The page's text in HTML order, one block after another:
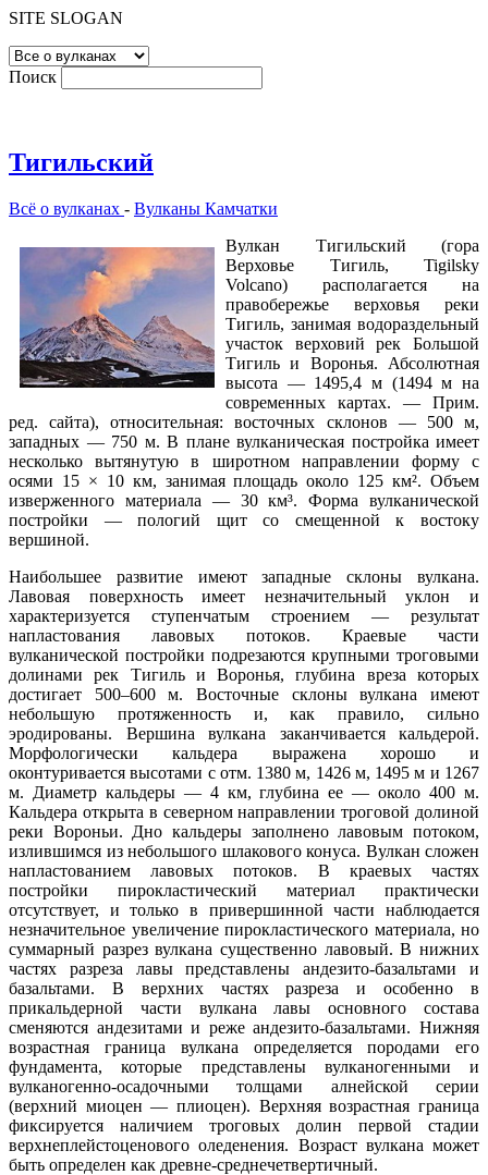
SITE SLOGAN
Поиск
Тигильский
Всё о вулканах - Вулканы Камчатки
Вулкан Тигильский (гора
Верховье Тигиль, Tigilsky
Volcano) располагается на
правобережье верховья реки
Тигиль, занимая водораздельный
участок верховий рек Большой
Тигиль и Воронья. Абсолютная
высота — 1495,4 м (1494 м на
современных картах. — Прим.
ред. сайта), относительная: восточных склонов — 500 м,
западных — 750 м. В плане вулканическая постройка имеет
несколько вытянутую в широтном направлении форму с
осями 15 × 10 км, занимая площадь около 125 км². Объем
изверженного материала — 30 км³. Форма вулканической
постройки — пологий щит со смещенной к востоку
вершиной.
Наибольшее развитие имеют западные склоны вулкана.
Лавовая поверхность имеет незначительный уклон и
характеризуется ступенчатым строением — результат
напластования лавовых потоков. Краевые части
вулканической постройки подрезаются крупными троговыми
долинами рек Тигиль и Воронья, глубина вреза которых
достигает 500–600 м. Восточные склоны вулкана имеют
небольшую протяженность и, как правило, сильно
эродированы. Вершина вулкана заканчивается кальдерой.
Морфологически кальдера выражена хорошо и
оконтуривается высотами с отм. 1380 м, 1426 м, 1495 м и 1267
м. Диаметр кальдеры — 4 км, глубина ее — около 400 м.
Кальдера открыта в северном направлении троговой долиной
реки Вороньи. Дно кальдеры заполнено лавовым потоком,
излившимся из небольшого шлакового конуса. Вулкан сложен
напластованием лавовых потоков. В краевых частях
постройки пирокластический материал практически
отсутствует, и только в привершинной части наблюдается
незначительное увеличение пирокластического материала, но
суммарный разрез вулкана существенно лавовый. В нижних
частях разреза лавы представлены андезито-базальтами и
базальтами. В верхних частях разреза и особенно в
прикальдерной части вулкана лавы основного состава
сменяются андезитами и реже андезито-базальтами. Нижняя
возрастная граница вулкана определяется породами его
фундамента, которые представлены вулканогенными и
вулканогенно-осадочными толщами алнейской серии
(верхний миоцен — плиоцен). Верхняя возрастная граница
фиксируется наличием троговых долин первой стадии
верхнеплейстоценового оледенения. Возраст вулкана может
быть определен как древне-среднечетвертичный.